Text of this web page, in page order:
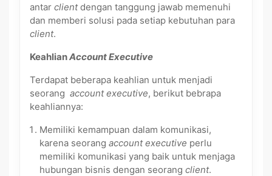
antar clientdengan tanggung jawab memenuhi
dan memberi solusi pada setiap kebutuhan para
client.
KeahlianAccount Executive
Terdapat beberapa keahlian untuk menjadi
seorang account executive, berikut bebrapa
keahliannya:
Memiliki kemampuan dalam komunikasi,
karena seorang account executive perlu
memiliki komunikasi yang baik untuk menjaga
hubungan bisnis dengan seorang client.